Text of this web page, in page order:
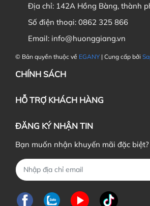
Địa chỉ: 142A Hồng Bàng, thành
Số điện thoại: 0862 325 866
Email: info@huonggiang.vn
© Bản quyền thuộc về EGANY | Cung cấp bởi
CHÍNH SÁCH
HỖ TRỢ KHÁCH HÀNG
ĐĂNG KÝ NHẬN TIN
Bạn muốn nhận khuyến mãi đặc